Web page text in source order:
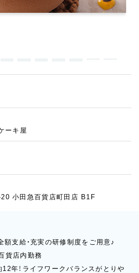
ーキ屋
小田急百貨店町田店 B1F
額支給・充実の研修制度をご用意♪
貨店内勤務
年！ライフワークバランスがとりや